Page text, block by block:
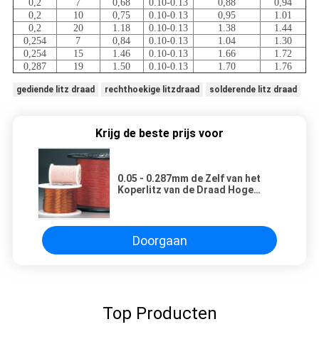
0,2
7 0,68 0.10-0.13 0,88
0,94
0,2
10 0,75 0.10-0.13 0,95
1.01
0,2
20 1.18 0.10-0.13 1.38
1.44
0,254
7 0,84 0.10-0.13 1.04
1.30
0,254
15 1.46 0.10-0.13 1.66
1.72
0,287
19 1.50 0.10-0.13 1.70 1.76
gediende litz draad rechthoekige litzdraad solderende litz draad
Krijg de beste prijs voor
0.05 - 0.287mm de Zelf van het
Koperlitz van de Draad Hoge
Transformatoren
Doorgaan
Top Producten